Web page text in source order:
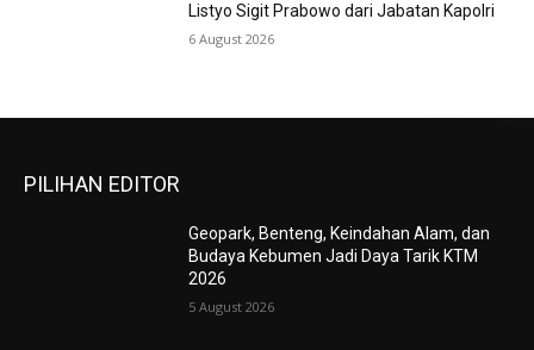
Listyo Sigit Prabowo dari Jabatan Kapolri
6 August 2026
PILIHAN EDITOR
Geopark, Benteng, Keindahan Alam, dan
Budaya Kebumen Jadi Daya Tarik KTM
2026
5 August 2026